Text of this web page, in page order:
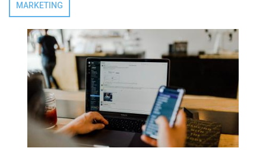
MARKETING